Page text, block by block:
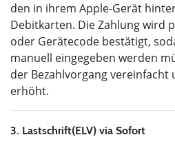
den in ihrem Apple-Gerät
Debitkarten. Die Zahlung wird
oder Gerätecode bestätigt,
manuell eingegeben werden
der Bezahlvorgang vereinfacht
erhöht.
3. Lastschrift(ELV) via Sofort